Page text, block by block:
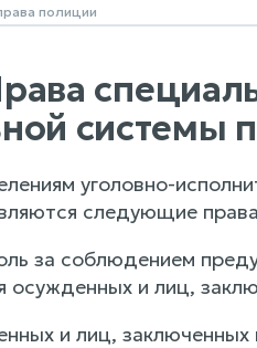
системы
уголовно-
следующие
за соблюдением
осужденных и лиц,
и лиц,